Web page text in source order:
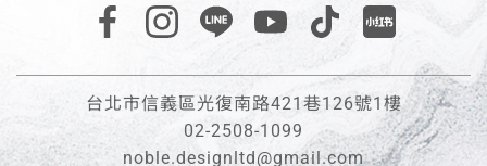
台北市信義區光復南路421巷126號1樓
02-2508-1099
noble.designltd@gmail.com